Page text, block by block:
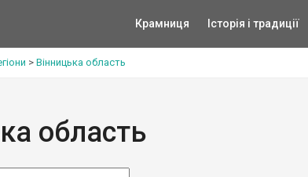
Крамниця Історія і традиції
> Вінницька область
область